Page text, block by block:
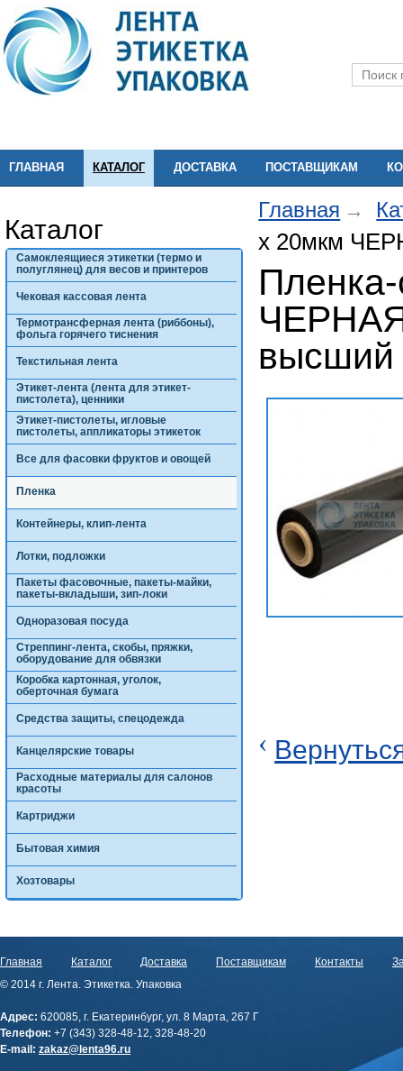
ГЛАВНАЯ КАТАЛОГ ДОСТАВКА ПОСТАВЩИКАМ
Каталог
Самоклеящиеся этикетки (термо и
полуглянец) для весов и принтеров
Чековая кассовая лента
Термотрансферная лента (риббоны),
фольга горячего тиснения
Текстильная лента
Этикет-лента (лента для этикет-
пистолета), ценники
Этикет-пистолеты, игловые
пистолеты, аппликаторы этикеток
Все для фасовки фруктов и овощей
Пленка
Контейнеры, клип-лента
Лотки, подложки
Пакеты фасовочные, пакеты-майки,
пакеты-вкладыши, зип-локи
Одноразовая посуда
Стреппинг-лента, скобы, пряжки,
оборудование для обвязки
Коробка картонная, уголок,
оберточная бумага
Средства защиты, спецодежда
Канцелярские товары
Расходные материалы для салонов
красоты
Картриджи
Бытовая химия
Хозтовары
Главная
х 20мкм
высший
‹
Главная Каталог Доставка Поставщикам Контакты
© 2014 г. Лента. Этикетка. Упаковка
Адрес: 620085, г. Екатеринбург, ул. 8 Марта, 267 Г
Телефон: +7 (343) 328-48-12, 328-48-20
E-mail: zakaz@lenta96.ru